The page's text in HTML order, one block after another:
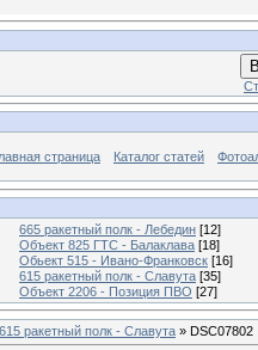
страница Каталог статей
665 ракетный полк - Лебедин [12]
Объект 825 ГТС - Балаклава [18]
Обьект 515 - Ивано-Франковск [16]
615 ракетный полк - Славута [35]
Объект 2206 - Позиция ПВО [27]
615 ракетный полк - Славута » DSC07802